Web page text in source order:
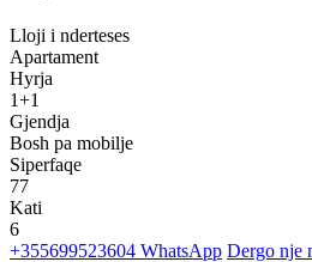
Lloji i nderteses
Apartament
Hyrja
1+1
Gjendja
Bosh pa mobilje
Siperfaqe
77
Kati
6
+355699523604 WhatsApp Dergo nje